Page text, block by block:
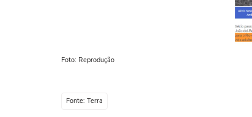
Foto: Reprodução
Fonte: Terra